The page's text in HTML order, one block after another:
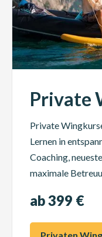
Private
Private
Lernen in
Coaching,
maximale
ab 399 €
Privaten